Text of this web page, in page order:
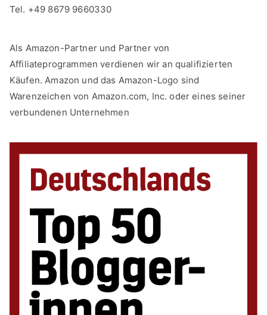
Tel. +49 8679 9660330
Als Amazon-Partner und Partner von
Affiliateprogrammen verdienen wir an qualifizierten
Käufen. Amazon und das Amazon-Logo sind
Warenzeichen von Amazon.com, Inc. oder eines seiner
verbundenen Unternehmen